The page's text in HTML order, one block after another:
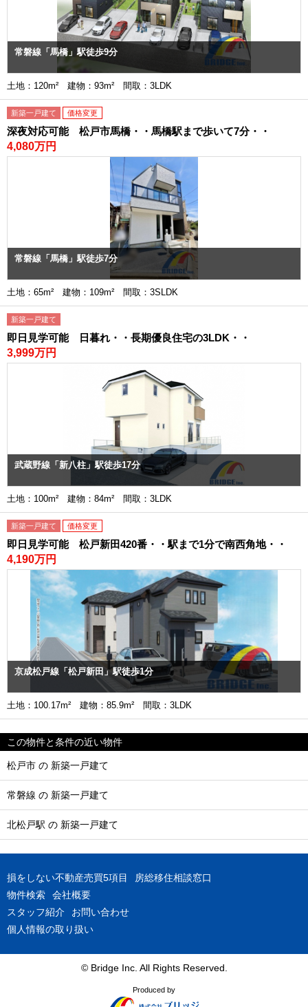
常磐線「馬橋」駅徒歩9分
土地：120m² 建物：93m² 間取：3LDK
新築一戸建て 価格変更
深夜対応可能 松戸市馬橋・・馬橋駅まで歩いて7分・・
4,080万円
常磐線「馬橋」駅徒歩7分
土地：65m² 建物：109m² 間取：3SLDK
新築一戸建て
即日見学可能 日暮れ・・長期優良住宅の3LDK・・
3,999万円
武蔵野線「新八柱」駅徒歩17分
土地：100m² 建物：84m² 間取：3LDK
新築一戸建て 価格変更
即日見学可能 松戸新田420番・・駅まで1分で南西角地・・
4,190万円
京成松戸線「松戸新田」駅徒歩1分
土地：100.17m² 建物：85.9m² 間取：3LDK
この物件と条件の近い物件
松戸市 の 新築一戸建て
常磐線 の 新築一戸建て
北松戸駅 の 新築一戸建て
損をしない不動産売買5項目
房総移住相談窓口
物件検索
会社概要
スタッフ紹介
お問い合わせ
個人情報の取り扱い
© Bridge Inc. All Rights Reserved.
Produced by